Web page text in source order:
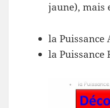
jaune), mais
la Puissance
la Puissance